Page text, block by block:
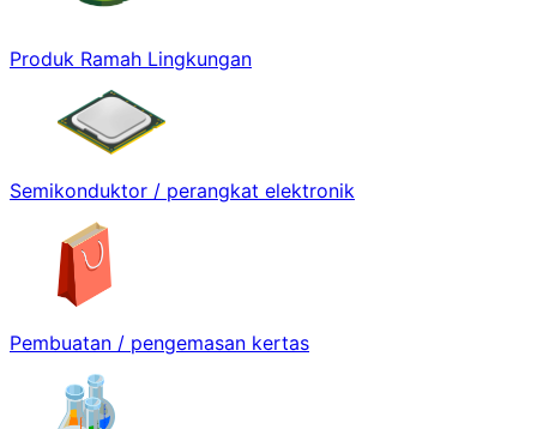
Produk Ramah Lingkungan
Semikonduktor / perangkat elektronik
Pembuatan / pengemasan kertas